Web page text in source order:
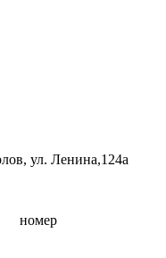
ул. Ленина,124а
номер